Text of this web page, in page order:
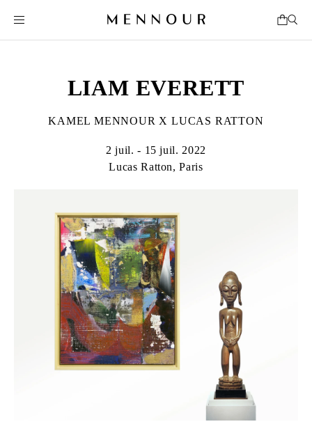
LIAM EVERETT
KAMEL MENNOUR X LUCAS RATTON
2 juil. - 15 juil. 2022
Lucas Ratton, Paris